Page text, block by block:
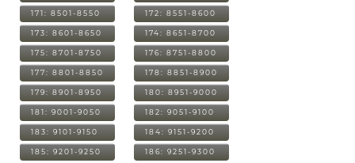
171: 8501-8550 172: 8551-8600
173: 8601-8650 174: 8651-8700
175: 8701-8750 176: 8751-8800
177: 8801-8850 178: 8851-8900
179: 8901-8950 180: 8951-9000
181: 9001-9050 182: 9051-9100
183: 9101-9150 184: 9151-9200
185: 9201-9250 186: 9251-9300